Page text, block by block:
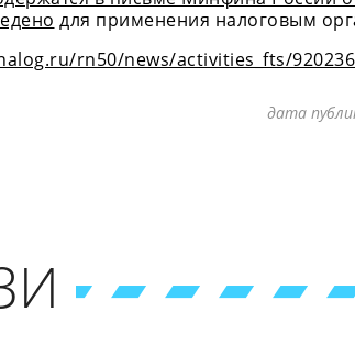
для применения налоговым
rn50/news/activities_fts/
дата